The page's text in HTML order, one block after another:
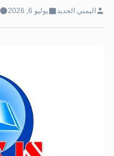
اليمني الجديد يوليو 6, 2026